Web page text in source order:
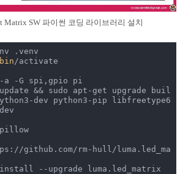
Matrix SW 파이썬 코딩 라이브러리 설치
.venv
bin /activate
-a -G spi,gpio pi
&& sudo apt-get upgrade buil
dev python3-pip libfreetype6
github.com/rm-hull/luma.led_ma
--upgrade luma.led_matrix